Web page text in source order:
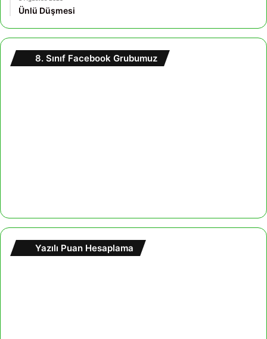
Ünlü Düşmesi
8. Sınıf Facebook Grubumuz
Yazılı Puan Hesaplama